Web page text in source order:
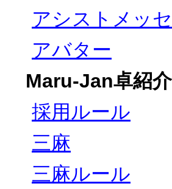
アシストメッ
アバター
Maru-Jan卓紹介
採用ルール
三麻
三麻ルール